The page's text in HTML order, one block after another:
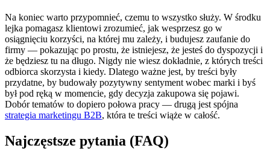
Na koniec warto przypomnieć, czemu to wszystko służy. W środku
lejka pomagasz klientowi zrozumieć, jak wesprzesz go w
osiągnięciu korzyści, na której mu zależy, i budujesz zaufanie do
firmy — pokazując po prostu, że istniejesz, że jesteś do dyspozycji i
że będziesz tu na długo. Nigdy nie wiesz dokładnie, z których treści
odbiorca skorzysta i kiedy. Dlatego ważne jest, by treści były
przydatne, by budowały pozytywny sentyment wobec marki i byś
był pod ręką w momencie, gdy decyzja zakupowa się pojawi.
Dobór tematów to dopiero połowa pracy — drugą jest spójna
strategia marketingu B2B, która te treści wiąże w całość.
Najczęstsze pytania (FAQ)